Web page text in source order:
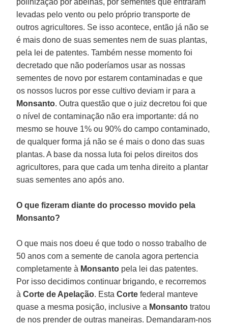
levadas pelo vento ou pelo próprio transporte de
outros agricultores. Se isso acontece, então já não se
é mais dono de suas sementes nem de suas plantas,
pela lei de patentes. Também nesse momento foi
decretado que não poderíamos usar as nossas
sementes de novo por estarem contaminadas e que
os nossos lucros por esse cultivo deviam ir para a
Monsanto. Outra questão que o juiz decretou foi que
o nível de contaminação não era importante: dá no
mesmo se houve 1% ou 90% do campo contaminado,
de qualquer forma já não se é mais o dono das suas
plantas. A base da nossa luta foi pelos direitos dos
agricultores, para que cada um tenha direito a plantar
suas sementes ano após ano.
O que fizeram diante do processo movido pela
Monsanto?
O que mais nos doeu é que todo o nosso trabalho de
50 anos com a semente de canola agora pertencia
completamente à Monsanto pela lei das patentes.
Por isso decidimos continuar brigando, e recorremos
àCorte de Apelação. EstaCortefederal manteve
quase a mesma posição, inclusive a Monsantotratou
de nos prender de outras maneiras. Demandaram-nos